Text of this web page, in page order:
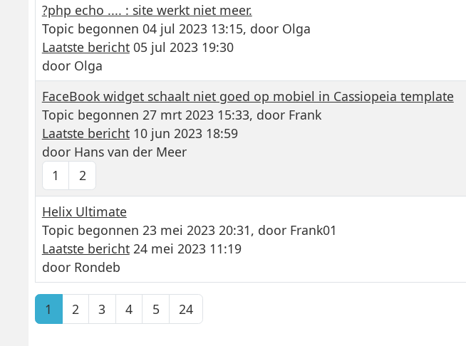
?php echo .... : site werkt niet meer.
Topic begonnen 04 jul 2023 13:15, door Olga
Laatste bericht05 jul 2023 19:30
door Olga
FaceBook widget schaalt niet goed op mobiel in Cassiopeia template
Topic begonnen 27 mrt 2023 15:33, door Frank
Laatste bericht10 jun 2023 18:59
door Hans van der Meer
1
2
Helix Ultimate
Topic begonnen 23 mei 2023 20:31, door Frank01
Laatste bericht24 mei 2023 11:19
door Rondeb
1 2 3 4 5 24